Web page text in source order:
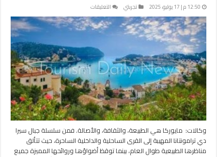
12:50 م | 17 يوليو، 2025 تجربتي التعليقات
مايوركا
الإسبانية
مكانتها
كأبرز
الوجهات
السياحية
المستدامة
في
العالم
مغلقة
وكالات: مايوركا هي الطبيعة، والثقافة، والأصالة. فمن سلسلة جبال سيرا
دي ترامونتانا المهيبة إلى القرى الساحلية والداخلية الساحرة، حيث تتألق
مناظرها الطبيعية طوال العام، بينما توقظ أضواؤها وروائحها المميزة جميع